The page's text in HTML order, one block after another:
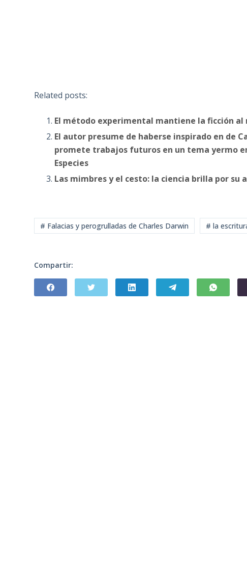
Related posts:
El método experimental mantiene la ficción al
El autor presume de haberse inspirado en de
promete trabajos futuros en un tema yermo
Especies
Las mimbres y el cesto: la ciencia brilla por su
# Falacias y perogrulladas de Charles Darwin # la
Compartir: